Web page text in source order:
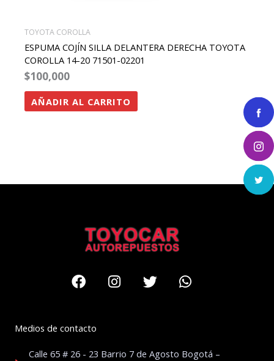
TOYOTA COROLLA
ESPUMA COJÍN SILLA DELANTERA DERECHA TOYOTA
COROLLA 14-20 71501-02201
$100,000
AÑADIR AL CARRITO
FacebookInstagram
TwitterWhatsapp
Medios de contacto
Calle 65 # 26 - 23 Barrio 7 de Agosto Bogotá –